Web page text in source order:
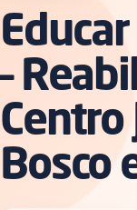
–
Centro
Bosco
O
que